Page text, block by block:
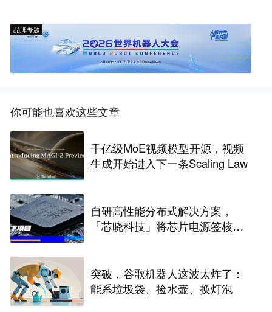
品牌专题
你可能也喜欢这些文章
千亿级MoE视频模型开源，视频
生成开始进入下一条Scaling Law
自研高性能分布式解决方案，
「芯晓科技」将芯片电源签核周
突破，谷歌机器人这波太炸了：
能系垃圾袋、捡水壶、换灯泡